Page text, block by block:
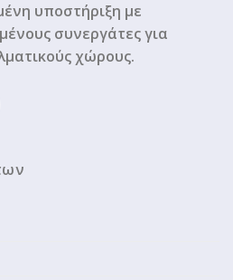
υποστήριξη με
συνεργάτες για
χώρους.